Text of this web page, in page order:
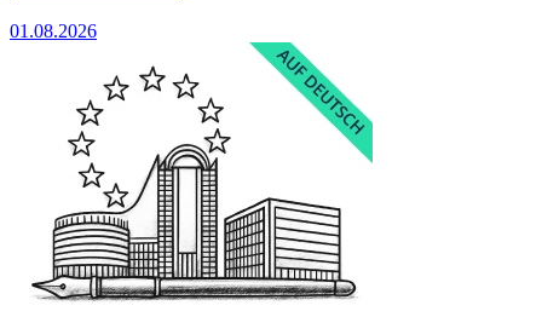
01.08.2026